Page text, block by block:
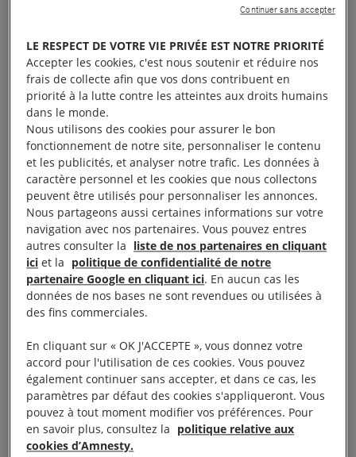
mouvement et notre histoire en est
dorénavant douloureusement marquée.
Un an après sa disparition, et avec beaucoup
d’émotion, nous souhaitons rendre un hommage
solennel à Gaëtan, notre collègue aux talents et aux
compétences professionnelles reconnus et
appréciés de tous. Son engagement inlassable pour
les droits humains continuera à nous inspirer et
nous tenons à honorer l’héritage qu’il a laissé. Nous
tenons également à exprimer toutes nos pensées à
sa famille, et en particulier à son épouse Martyne et
son fils Robin en ce jour douloureux pour eux.
Lundi 27 mai, à 16h, Amnesty International
France se joindra à l’ensemble du
mouvement pour honorer la mémoire de
Gaëtan Mootoo en respectant une minute de
silence et dans un hommage à notre
LE RESPECT DE VOTRE VIE PRIVÉE EST NOTRE PRIORITÉ
Accepter les cookies, c'est nous soutenir et réduire nos
frais de collecte afin que vos dons contribuent en
priorité à la lutte contre les atteintes aux droits humains
dans le monde.
Nous utilisons des cookies pour assurer le bon
fonctionnement de notre site, personnaliser le contenu
et les publicités, et analyser notre trafic. Les données à
caractère personnel et les cookies que nous collectons
peuvent être utilisés pour personnaliser les annonces.
Nous partageons aussi certaines informations sur votre
navigation avec nos partenaires. Vous pouvez entres
autres consulter la liste de nos partenaires en cliquant
ici et la politique de confidentialité de notre
partenaire Google en cliquant ici. En aucun cas les
données de nos bases ne sont revendues ou utilisées à
des fins commerciales.
En cliquant sur « OK J'ACCEPTE », vous donnez votre
accord pour l'utilisation de ces cookies. Vous pouvez
également continuer sans accepter, et dans ce cas, les
paramètres par défaut des cookies s'appliqueront. Vous
pouvez à tout moment modifier vos préférences. Pour
en savoir plus, consultez la politique relative aux
cookies d’Amnesty.
Continuer sans accepter